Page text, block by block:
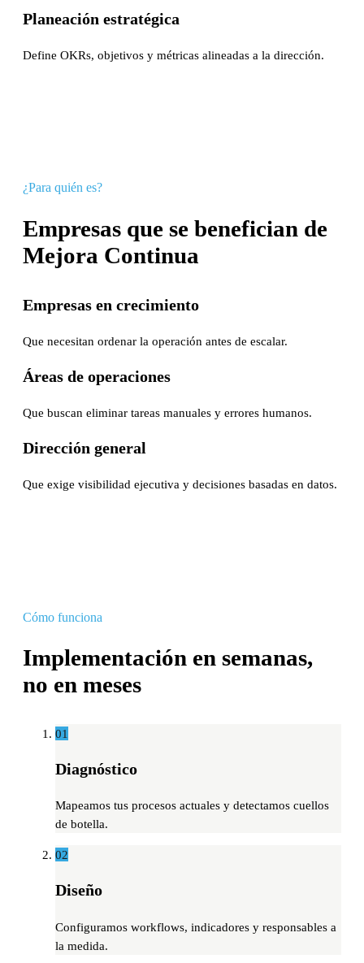
Planeación estratégica
Define OKRs, objetivos y métricas alineadas a la dirección.
¿Para quién es?
Empresas que se benefician de
Mejora Continua
Empresas en crecimiento
Que necesitan ordenar la operación antes de escalar.
Áreas de operaciones
Que buscan eliminar tareas manuales y errores humanos.
Dirección general
Que exige visibilidad ejecutiva y decisiones basadas en datos.
Cómo funciona
Implementación en semanas,
no en meses
01
Diagnóstico
Mapeamos tus procesos actuales y detectamos cuellos
de botella.
02
Diseño
Configuramos workflows, indicadores y responsables a
la medida.